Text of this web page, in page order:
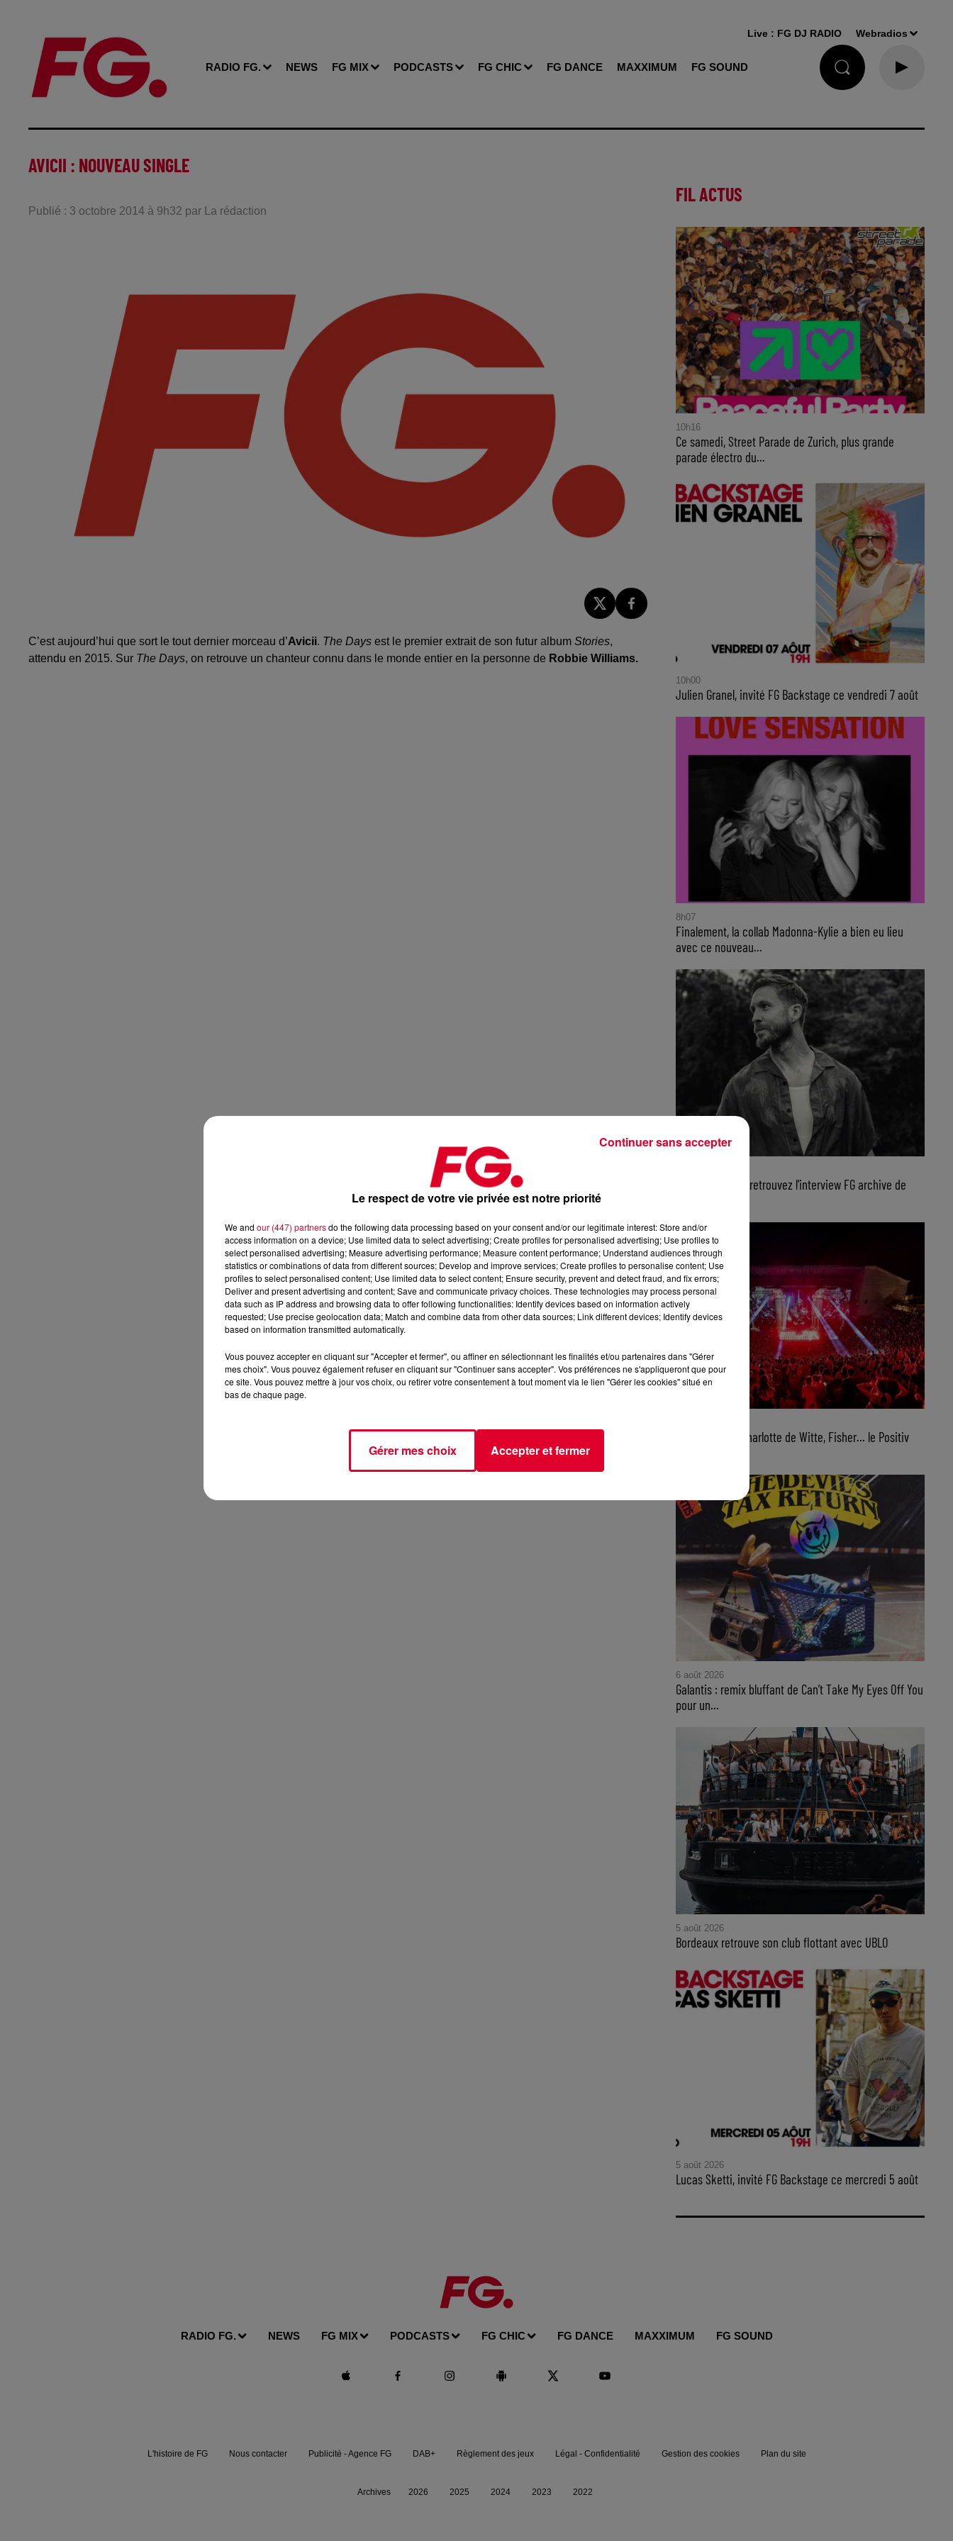
RADIO FG. NEWS FG MIX PODCASTS FG CHIC FG DANCE MAXXIMUM FG SOUND
Live : FG DJ RADIO Webradios
AVICII : NOUVEAU SINGLE
Publié : 3 octobre 2014 à 9h32 par La rédaction
C’est aujourd’hui que sort le tout dernier morceau d’Avicii. The Days est le premier extrait de son futur album Stories,
attendu en 2015. Sur The Days, on retrouve un chanteur connu dans le monde entier en la personne de Robbie Williams.
FIL ACTUS
10h16
Ce samedi, Street Parade de Zurich, plus grande
parade électro du...
10h00
Julien Granel, invité FG Backstage ce vendredi 7 août
8h07
Finalement, la collab Madonna-Kylie a bien eu lieu
avec ce nouveau...
Ce jeudi 6 aout, retrouvez l'interview FG archive de
Boris Brejcha, Charlotte de Witte, Fisher… le Positiv
6 août 2026
Galantis : remix bluffant de Can’t Take My Eyes Off You
pour un...
5 août 2026
Bordeaux retrouve son club flottant avec UBLO
5 août 2026
Lucas Sketti, invité FG Backstage ce mercredi 5 août
RADIO FG. NEWS FG MIX PODCASTS FG CHIC FG DANCE MAXXIMUM FG SOUND
L'histoire de FG Nous contacter Publicité - Agence FG DAB+ Règlement des jeux Légal - Confidentialité Gestion des cookies Plan du site
Archives 2026 2025 2024 2023 2022
Le respect de votre vie privée est notre priorité
We and our (447) partnersdo the following data processing based on your consent and/or our legitimate interest: Store and/or
access information on a device; Use limited data to select advertising; Create profiles for personalised advertising; Use profiles to
select personalised advertising; Measure advertising performance; Measure content performance; Understand audiences through
statistics or combinations of data from different sources; Develop and improve services; Create profiles to personalise content; Use
profiles to select personalised content; Use limited data to select content; Ensure security, prevent and detect fraud, and fix errors;
Deliver and present advertising and content; Save and communicate privacy choices. These technologies may process personal
data such as IP address and browsing data to offer following functionalities: Identify devices based on information actively
requested; Use precise geolocation data; Match and combine data from other data sources; Link different devices; Identify devices
based on information transmitted automatically.
Vous pouvez accepter en cliquant sur "Accepter et fermer", ou affiner en sélectionnant les finalités et/ou partenaires dans "Gérer
mes choix". Vous pouvez également refuser en cliquant sur "Continuer sans accepter". Vos préférences ne s'appliqueront que pour
ce site. Vous pouvez mettre à jour vos choix, ou retirer votre consentement à tout moment via le lien "Gérer les cookies" situé en
bas de chaque page.
Gérer mes choix Accepter et fermer
Continuer sans accepter